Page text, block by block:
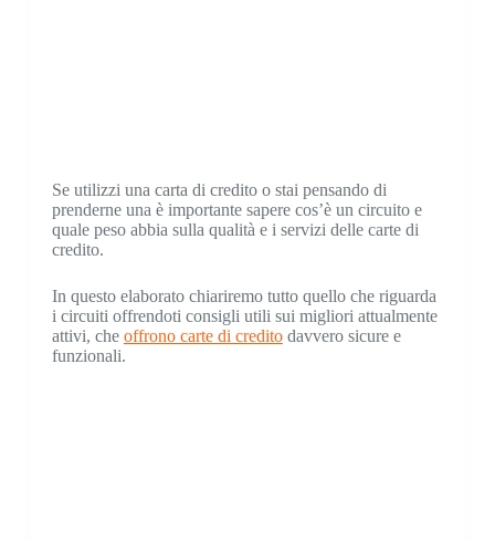
Se utilizzi una carta di credito o stai pensando di
prenderne una è importante sapere cos’è un circuito e
quale peso abbia sulla qualità e i servizi delle carte di
credito.
In questo elaborato chiariremo tutto quello che riguarda
i circuiti offrendoti consigli utili sui migliori attualmente
attivi, che offrono carte di creditodavvero sicure e
funzionali.